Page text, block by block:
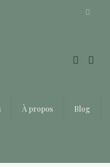
À propos Blog